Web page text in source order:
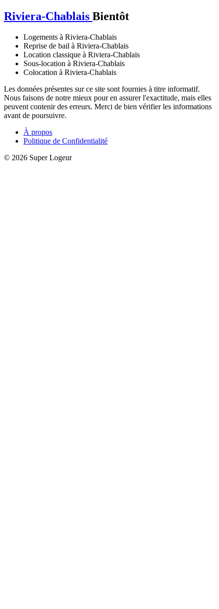
Riviera-Chablais Bientôt
Logements à Riviera-Chablais
Reprise de bail à Riviera-Chablais
Location classique à Riviera-Chablais
Sous-location à Riviera-Chablais
Colocation à Riviera-Chablais
Les données présentes sur ce site sont fournies à titre informatif.
Nous faisons de notre mieux pour en assurer l'exactitude, mais elles
peuvent contenir des erreurs. Merci de bien vérifier les informations
avant de poursuivre.
À propos
Politique de Confidentialité
© 2026 Super Logeur